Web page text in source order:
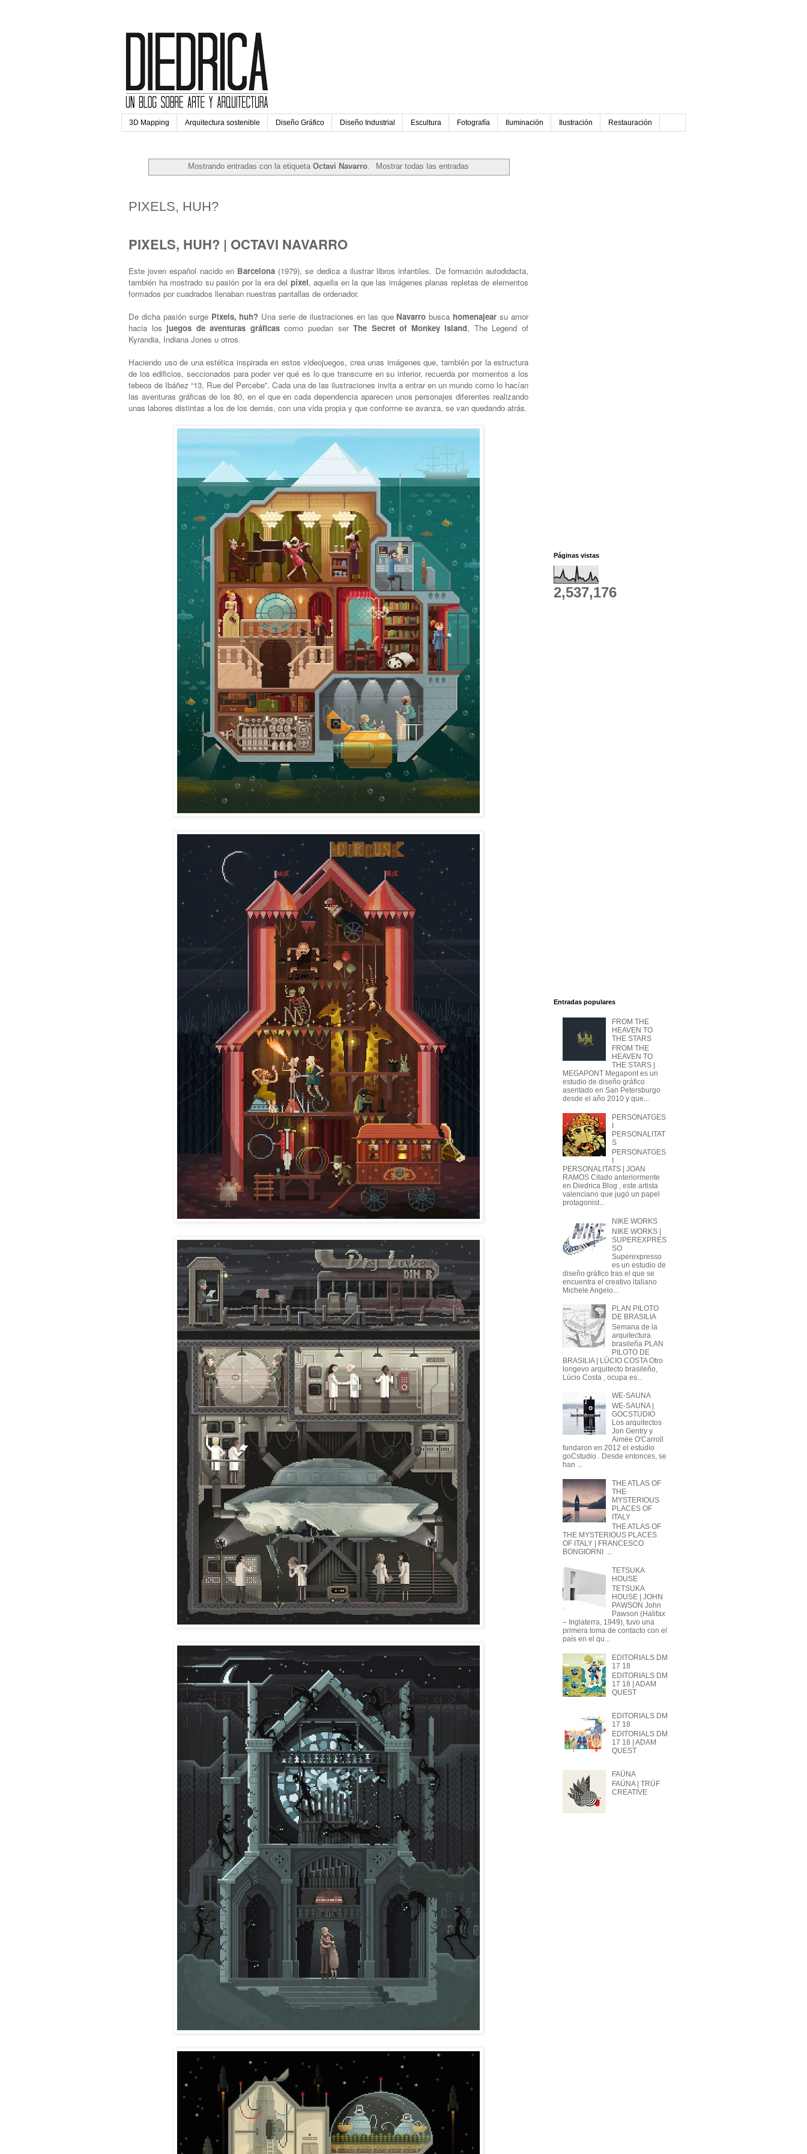
3D Mapping Arquitectura sostenible Diseño Gráfico Diseño Industrial Escultura Fotografía Iluminación Ilustración Restauración
Mostrando entradas con la etiquetaOctavi Navarro. Mostrar todas las entradas
PIXELS, HUH?
PIXELS, HUH? | OCTAVI NAVARRO
Este joven español nacido en Barcelona (1979), se dedica a ilustrar libros infantiles. De formación autodidacta,
también ha mostrado su pasión por la era del píxel, aquella en la que las imágenes planas repletas de elementos
formados por cuadrados llenaban nuestras pantallas de ordenador.
De dicha pasión surge Pixels, huh? Una serie de ilustraciones en las que Navarro busca homenajear su amor
hacia los juegos de aventuras gráficascomo puedan serThe Secret of Monkey Island, The Legend of
Kyrandia, Indiana Jones u otros.
Haciendo uso de una estética inspirada en estos videojuegos, crea unas imágenes que, también por la estructura
de los edificios, seccionados para poder ver qué es lo que transcurre en su interior, recuerda por momentos a los
tebeos de Ibáñez “13, Rue del Percebe”. Cada una de las ilustraciones invita a entrar en un mundo como lo hacían
las aventuras gráficas de los 80, en el que en cada dependencia aparecen unos personajes diferentes realizando
unas labores distintas a los de los demás, con una vida propia y que conforme se avanza, se van quedando atrás.
Páginas vistas
2,537,176
Entradas populares
FROM THE
HEAVEN TO
THE STARS
FROM THE
HEAVEN TO
THE STARS |
MEGAPONT Megapont es un
estudio de diseño gráfico
asentado en San Petersburgo
desde el año 2010 y que...
PERSONATGES
PERSONALITAT
S
PERSONATGES
PERSONALITATS | JOAN
RAMOS Citado anteriormente
en Diedrica Blog , este artista
valenciano que jugó un papel
protagonist...
NIKE WORKS
NIKE WORKS |
SUPEREXPRES
SO
Superexpresso
es un estudio de
diseño gráfico tras el que se
encuentra el creativo italiano
Michele Angelo...
PLAN PILOTO
DE BRASILIA
Semana de la
arquitectura
brasileña PLAN
PILOTO DE
BRASILIA | LÚCIO COSTA Otro
longevo arquitecto brasileño,
Lúcio Costa , ocupa es...
WE-SAUNA
WE-SAUNA |
GOCSTUDIO
Los arquitectos
Jon Gentry y
Aimée O'Carroll
fundaron en 2012 el estudio
goCstudio . Desde entonces, se
han ...
THE ATLAS OF
THE
MYSTERIOUS
PLACES OF
ITALY
THE ATLAS OF
THE MYSTERIOUS PLACES
OF ITALY | FRANCESCO
BONGIORNI ...
TETSUKA
HOUSE
TETSUKA
HOUSE | JOHN
PAWSON John
Pawson (Halifax
– Inglaterra, 1949), tuvo una
primera toma de contacto con el
país en el qu...
EDITORIALS DM
17 18
EDITORIALS DM
17 18 | ADAM
QUEST
EDITORIALS DM
17 18
EDITORIALS DM
17 18 | ADAM
QUEST
FAÜNA
FAÜNA | TRÜF
CREATIVE